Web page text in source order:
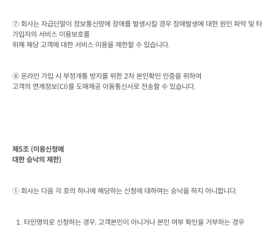
⑦ 회사는 자급단말이 정보통신망에 장애를 발생시킬 경우 장애발생에 대한 원인 파악 및 타
가입자의 서비스 이용보호를
위해 해당 고객에 대한 서비스 이용을 제한할 수 있습니다.
⑧ 온라인 가입 시 부정개통 방지를 위한 2차 본인확인 인증을 위하여
고객의 연계정보(CI)를 도매제공 이동통신사로 전송할 수 있습니다.
제 5조 (이용신청에
대한 승낙의 제한)
① 회사는 다음 각 호의 하나에 해당하는 신청에 대하여는 승낙을 하지 아니합니다.
  1.
타인명의로 신청하는 경우, 고객본인이 아니거나 본인 여부 확인을 거부하는 경우